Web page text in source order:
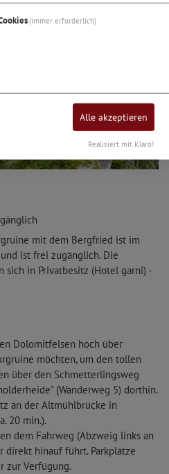
mit dem Bergfried ist im
ist frei zugänglich. Die
sich in Privatbesitz (Hotel garni) -
Dolomitfelsen hoch über
möchten, um den tollen
über den Schmetterlingsweg
(Wanderweg 5) dorthin.
an der Altmühlbrücke in
20 min.).
dem Fahrweg (Abzweig links an
direkt hinauf führt. Parkplätze
zur Verfügung.
(immer erforderlich)
Alle akzeptieren
Realisiert mit Klaro!